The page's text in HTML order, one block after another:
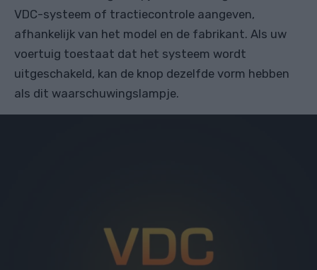
VDC-systeem of tractiecontrole aangeven,
afhankelijk van het model en de fabrikant. Als uw
voertuig toestaat dat het systeem wordt
uitgeschakeld, kan de knop dezelfde vorm hebben
als dit waarschuwingslampje.